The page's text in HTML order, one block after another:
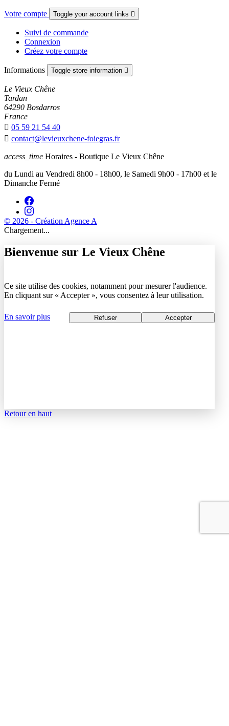
Votre compte Toggle your account links 
Suivi de commande
Connexion
Créez votre compte
Informations Toggle store information 
Le Vieux Chêne
Tardan
64290 Bosdarros
France
 05 59 21 54 40
 contact@levieuxchene-foiegras.fr
access_time Horaires - Boutique Le Vieux Chêne
du Lundi au Vendredi 8h00 - 18h00, le Samedi 9h00 - 17h00 et le
Dimanche Fermé
© 2026 - Création Agence A
Chargement...
Bienvenue sur Le Vieux Chêne
Ce site utilise des cookies, notamment pour mesurer l'audience.
En cliquant sur « Accepter », vous consentez à leur utilisation.
En savoir plus Refuser Accepter
Retour en haut